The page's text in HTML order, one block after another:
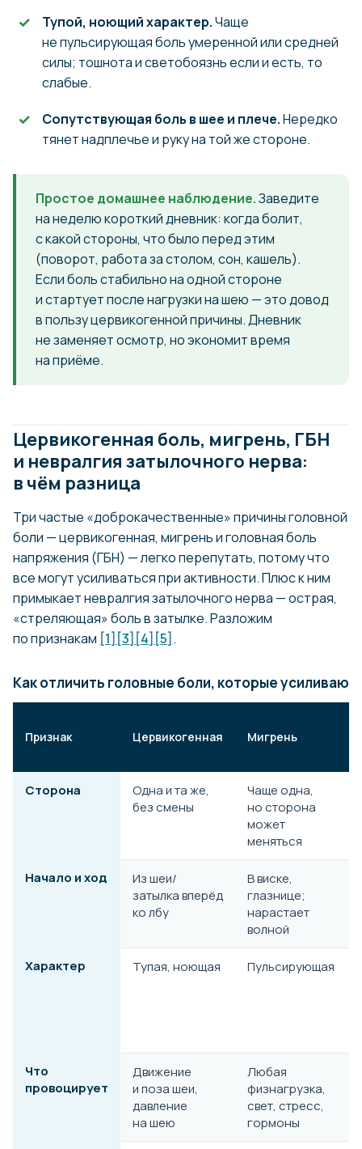
Тупой, ноющий характер.Чаще
не пульсирующая боль умеренной или средней
силы; тошнота и светобоязнь если и есть, то
слабые.
Сопутствующая боль в шее и плече.Нередко
тянет надплечье и руку на той же стороне.
Простое домашнее наблюдение.Заведите
на неделю короткий дневник: когда болит,
с какой стороны, что было перед этим
(поворот, работа за столом, сон, кашель).
Если боль стабильно на одной стороне
и стартует после нагрузки на шею — это довод
в пользу цервикогенной причины. Дневник
не заменяет осмотр, но экономит время
на приёме.
Цервикогенная боль, мигрень, ГБН
и невралгия затылочного нерва:
в чём разница
Три частые «доброкачественные» причины головной
боли — цервикогенная, мигрень и головная боль
напряжения (ГБН) — легко перепутать, потому что
все могут усиливаться при активности. Плюс к ним
примыкает невралгия затылочного нерва — острая,
«стреляющая» боль в затылке. Разложим
по признакам [1] [3] [4] [5] .
Как отличить головные боли, которые
Признак Цервикогенная Мигрень
Сторона
Одна и та же,
без смены
Чаще одна,
но сторона
может
меняться
Начало и ход
Из шеи/
затылка вперёд
ко лбу
В виске,
глазнице;
нарастает
волной
Характер Тупая, ноющая Пульсирующая
Что
провоцирует
Движение
и поза шеи,
давление
на шею
Любая
физнагрузка,
свет, стресс,
гормоны